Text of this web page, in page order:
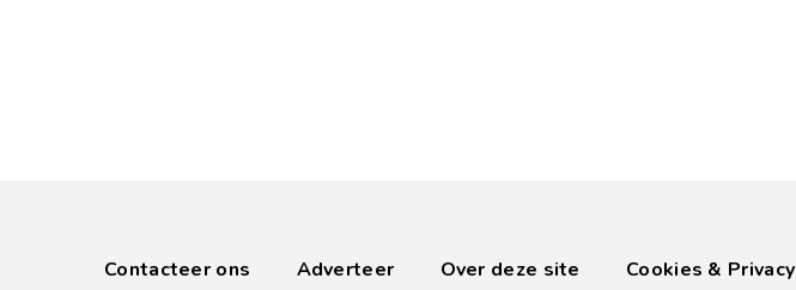
Contacteer ons Adverteer Over deze site Cookies & Privacy